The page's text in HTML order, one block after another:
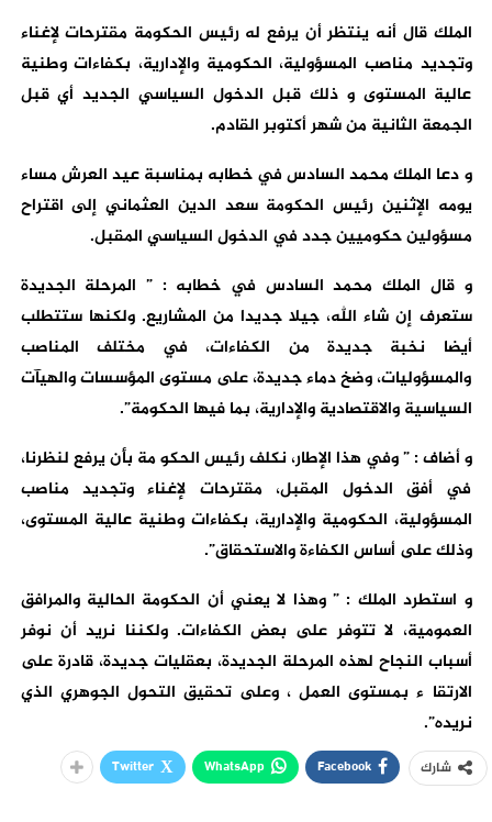
الملك قال أنه ينتظر أن يرفع له رئيس الحكومة مقترحات لإغناء
وتجديد مناصب المسؤولية، الحكومية والإدارية، بكفاءات وطنية
عالية المستوى و ذلك قبل الدخول السياسي الجديد أي قبل
الجمعة الثانية من شهر أكتوبر القادم.
و دعا الملك محمد السادس في خطابه بمناسبة عيد العرش مساء
يومه الإثنين رئيس الحكومة سعد الدين العثماني إلى اقتراح
مسؤولين حكوميين جدد في الدخول السياسي المقبل.
و قال الملك محمد السادس في خطابه : ” المرحلة الجديدة
ستعرف إن شاء الله، جيلا جديدا من المشاريع. ولكنها ستتطلب
أيضا نخبة جديدة من الكفاءات، في مختلف المناصب
والمسؤوليات، وضخ دماء جديدة، على مستوى المؤسسات والهيآت
السياسية والاقتصادية والإدارية، بما فيها الحكومة”.
و أضاف : ” وفي هذا الإطار، نكلف رئيس الحكو مة بأن يرفع لنظرنا،
في أفق الدخول المقبل، مقترحات لإغناء وتجديد مناصب
المسؤولية، الحكومية والإدارية، بكفاءات وطنية عالية المستوى،
وذلك على أساس الكفاءة والاستحقاق”.
و استطرد الملك : ” وهذا لا يعني أن الحكومة الحالية والمرافق
العمومية، لا تتوفر على بعض الكفاءات. ولكننا نريد أن نوفر
أسباب النجاح لهذه المرحلة الجديدة، بعقليات جديدة، قادرة على
الارتقا ء بمستوى العمل ، وعلى تحقيق التحول الجوهري الذي
نريده”.
شارك Facebook
WhatsApp
Twitter